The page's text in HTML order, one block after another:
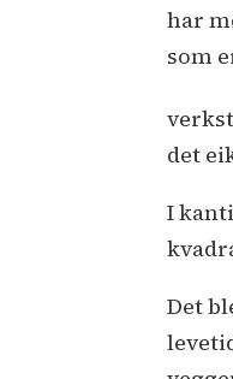
har
som
det
I
Det